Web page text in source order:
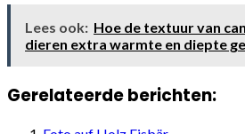
Lees ook: Hoe de textuur van
dieren extra warmte en diepte
Gerelateerde berichten: